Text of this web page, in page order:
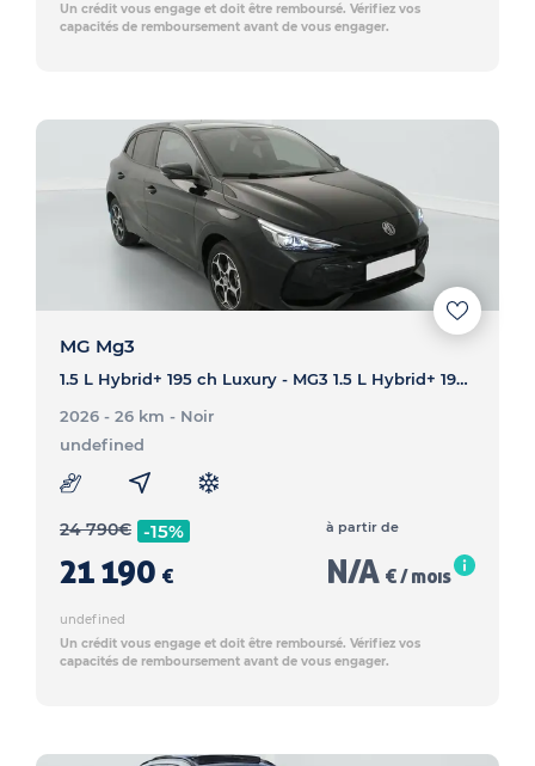
Un crédit vous engage et doit être remboursé. Vérifiez vos
capacités de remboursement avant de vous engager.
MG Mg3
1.5 L Hybrid+ 195 ch Luxury - MG3 1.5 L Hybrid+ 195 ch Luxury
2026 - 26 km - Noir
undefined
24 790€ -15%
21 190 €
à partir de
N/A € / mois
undefined
Un crédit vous engage et doit être remboursé. Vérifiez vos
capacités de remboursement avant de vous engager.